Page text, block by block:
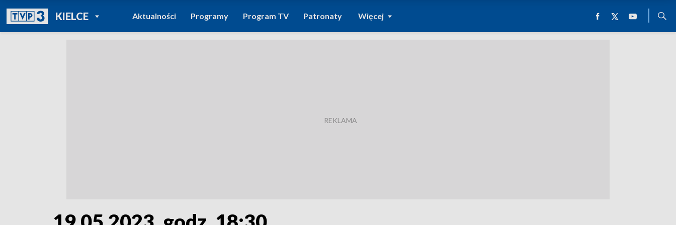
KIELCEPOWRÓT DO
TVP REGIONY
Aktualności Programy Program TV Patronaty Więcej